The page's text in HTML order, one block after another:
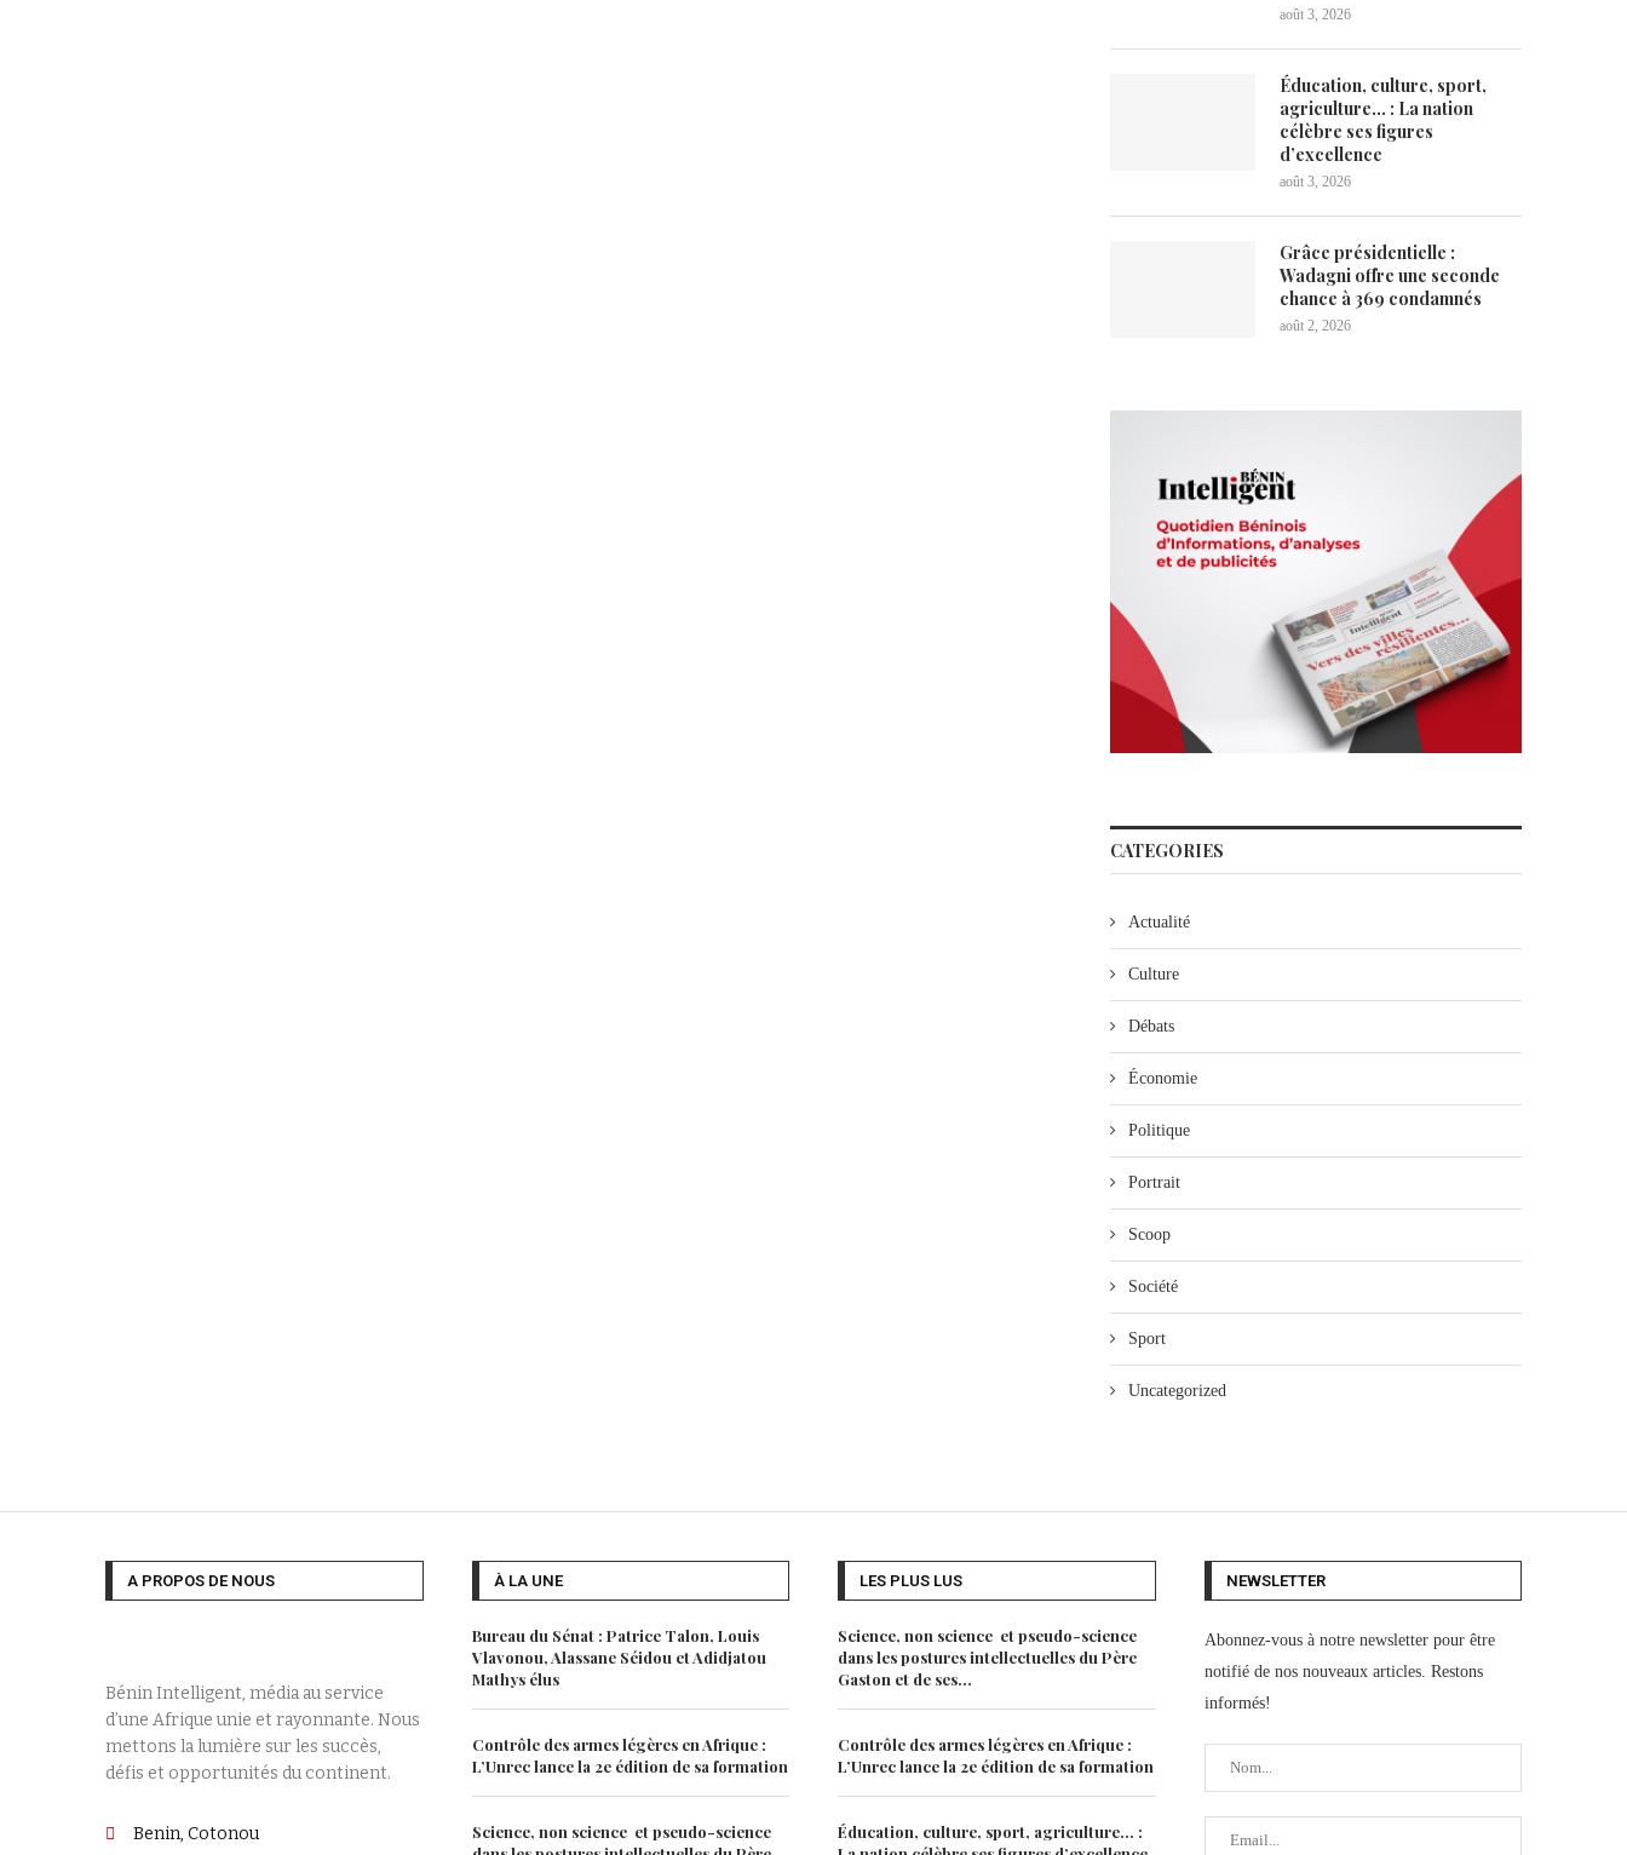
août 3, 2026
Éducation, culture, sport,
agriculture… : La nation
célèbre ses figures
d’excellence
août 3, 2026
Grâce présidentielle :
Wadagni offre une seconde
chance à 369 condamnés
août 2, 2026
CATEGORIES
Actualité
Culture
Débats
Économie
Politique
Portrait
Scoop
Société
Sport
Uncategorized
A PROPOS DE NOUS
Bénin Intelligent, média au service
d’une Afrique unie et rayonnante. Nous
mettons la lumière sur les succès,
défis et opportunités du continent.
Benin, Cotonou
À LA UNE
Bureau du Sénat : Patrice Talon, Louis
Vlavonou, Alassane Séidou et Adidjatou
Mathys élus
Contrôle des armes légères en Afrique :
L’Unrec lance la 2e édition de sa formation
Science, non science et pseudo-science
LES PLUS LUS
Science, non science et pseudo-science
dans les postures intellectuelles du Père
Gaston et de ses...
Contrôle des armes légères en Afrique :
L’Unrec lance la 2e édition de sa formation
Éducation, culture, sport, agriculture… :
NEWSLETTER
Abonnez-vous à notre newsletter pour être
notifié de nos nouveaux articles. Restons
informés!